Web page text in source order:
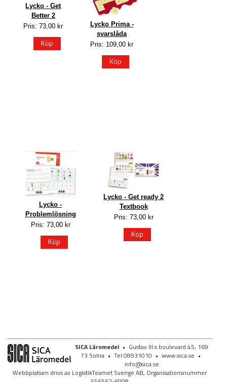
Lycko - Get
Better 2
Pris: 73,00 kr
Köp
Lycko Prima -
svarslåda
Pris: 109,00 kr
Köp
Lycko -
Problemlösning
Pris: 73,00 kr
Köp
Lycko - Get ready 2
Textbook
Pris: 73,00 kr
Köp
SICA Läromedel • Gustav III:s boulevard 45, 169
73 Solna • Tel 08931010 • www.sica.se •
info@sica.se
Webbplatsen drivs av LogistikTeamet Sverige AB, Organisationsnummer